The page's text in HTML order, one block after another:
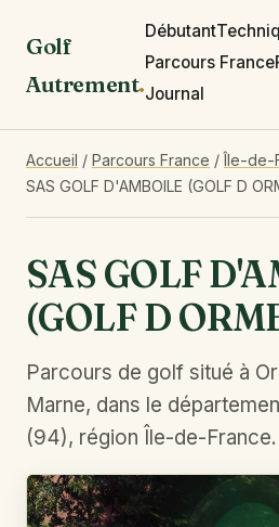
Golf
Autrement.
Débutant
Parcours France
Journal
Accueil / Parcours France /Île-de-
SAS GOLF D'AMBOILE (GOLF D
SAS GOLF
(GOLF D
Parcours de golf situé à
Marne, dans le
(94), région Île-de-France.